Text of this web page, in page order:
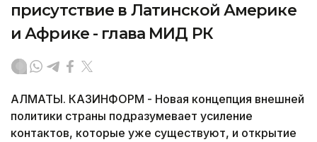
присутствие в Латинской Америке
и Африке - глава МИД РК
АЛМАТЫ. КАЗИНФОРМ - Новая концепция внешней
политики страны подразумевает усиление
контактов, которые уже существуют, и открытие